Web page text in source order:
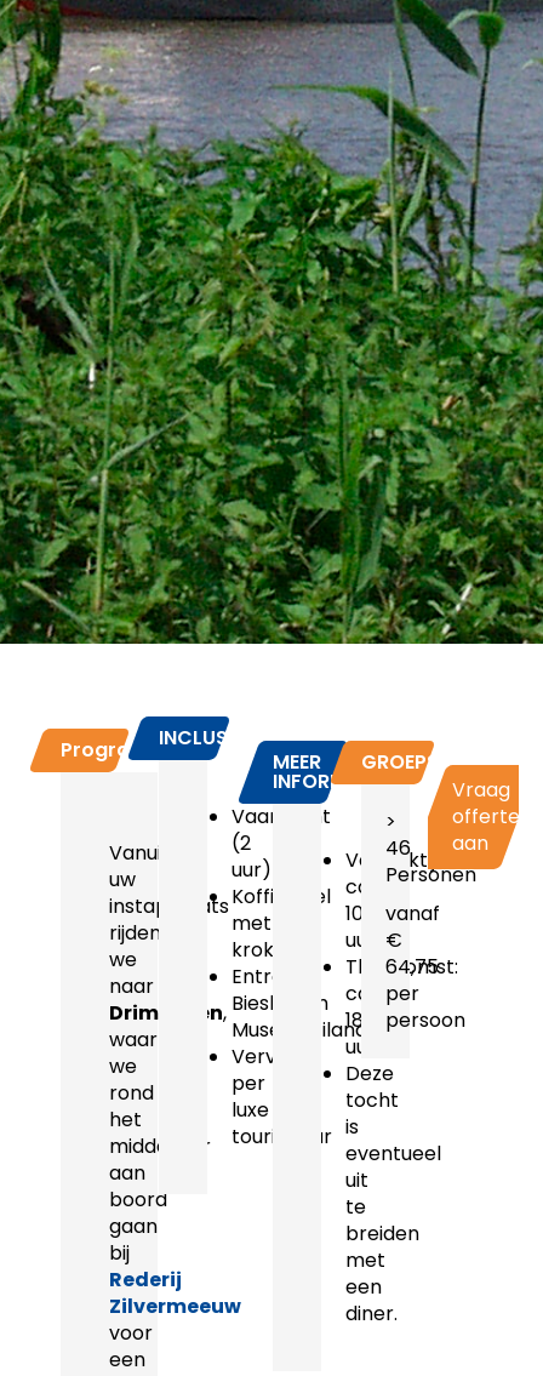
Programma
Vanuit
uw
instapplaats
rijden
we
naar
Drimmelen,
waar
we
rond
het
middaguur
aan
boord
gaan
bij
Rederij
Zilvermeeuw
voor
een
INCLUSIEF
Vaartocht
(2
uur)
Koffietafel
met
kroket
Entree
Biesbosch
MuseumEiland
Vervoer
per
luxe
touringcar
MEER
INFORMATIE
Vertrektijd:
ca.
10.15
uur
Thuiskomst:
ca.
18.30
uur
Deze
tocht
is
eventueel
uit
te
breiden
met
een
diner.
GROEPSPRIJZEN
>
46
Personen
vanaf
€
64,75
per
persoon
Vraag
offerte
aan